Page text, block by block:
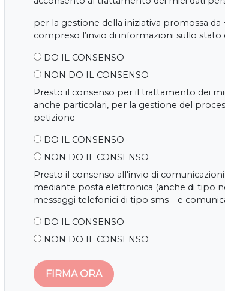
per la gestione della iniziativa promossa da
compreso l’invio di informazioni sullo stato
DO IL CONSENSO
NON DO IL CONSENSO
Presto il consenso per il trattamento dei
anche particolari, per la gestione del
petizione
DO IL CONSENSO
NON DO IL CONSENSO
Presto il consenso all'invio di
mediante posta elettronica (anche di tipo
messaggi telefonici di tipo sms – e
DO IL CONSENSO
NON DO IL CONSENSO